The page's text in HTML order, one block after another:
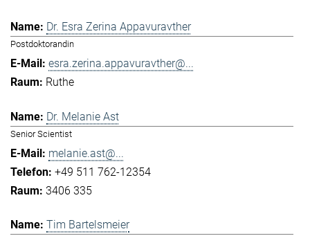
Dr. Esra Zerina Appavuravther
Postdoktorandin
esra.zerina.appavuravther@...
Ruthe
Dr. Melanie Ast
Senior Scientist
melanie.ast@...
+49 511 762-12354
3406 335
Tim Bartelsmeier